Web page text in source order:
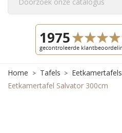
Home Tafels
Eetkamertafels
Eetkamertafel Salvator 300cm